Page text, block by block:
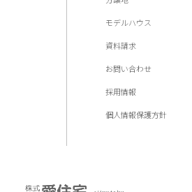
モデルハウス
資料請求
お問い合わせ
採用情報
個人情報保護方針